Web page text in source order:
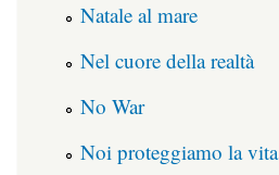
Natale al mare
Nel cuore della realtà
No War
Noi proteggiamo la vita